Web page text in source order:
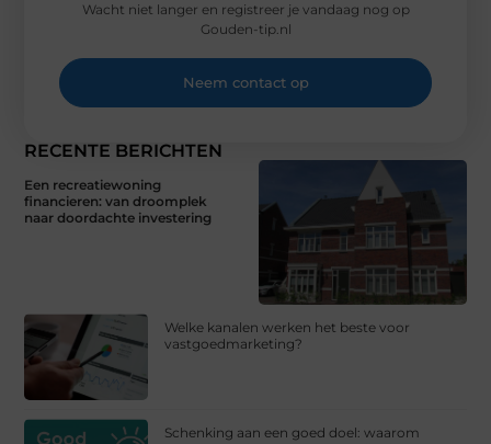
RECENTE BERICHTEN
Een recreatiewoning
financieren: van droomplek
naar doordachte investering
Welke kanalen werken het beste voor
vastgoedmarketing?
Schenking aan een goed doel: waarom
Wacht niet langer en registreer je vandaag nog op
Gouden-tip.nl
Neem contact op